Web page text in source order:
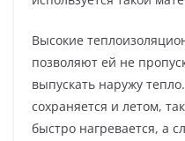
Высокие
позволяют ей не
выпускать наружу
сохраняется и летом,
быстро нагревается, а